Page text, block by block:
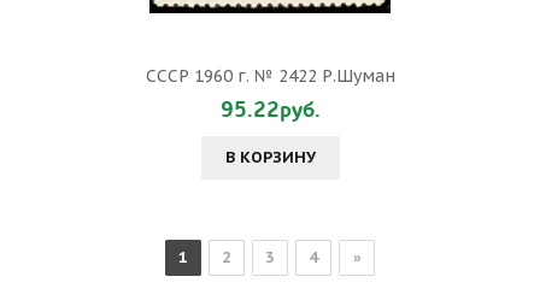
СССР 1960 г. № 2422 Р.Шуман
95.22руб.
В КОРЗИНУ
1 2 3 4 »